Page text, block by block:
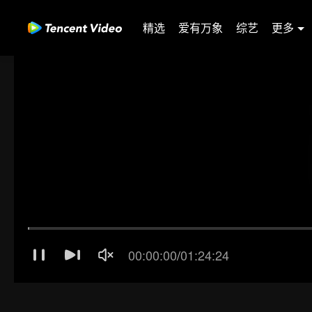
精选 爱有万象 综艺 更多